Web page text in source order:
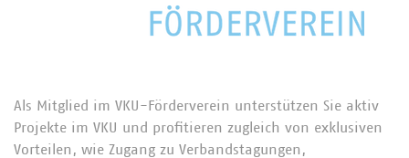
Als Mitglied im VKU-Förderverein unterstützen Sie aktiv
Projekte im VKU und profitieren zugleich von exklusiven
Vorteilen, wie Zugang zu Verbandstagungen,